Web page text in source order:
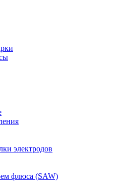
электродов
флюса (SAW)